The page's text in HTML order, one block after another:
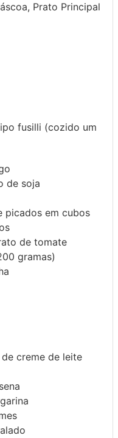
Prato Principal
fusilli (cozido um
de soja
picados em cubos
de tomate
gramas)
creme de leite